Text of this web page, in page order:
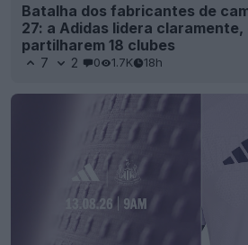
Batalha dos fabricantes de
27: a Adidas lidera
partilharem 18 clubes
7 2 0 1.7K 18h